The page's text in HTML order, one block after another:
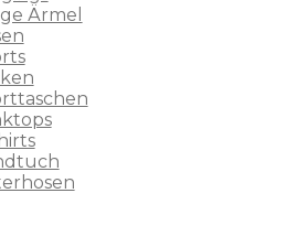
Ärmel